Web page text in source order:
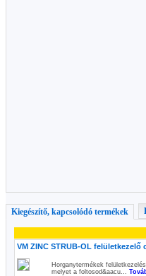
Kiegészítő, kapcsolódó termékek
VM ZINC STRUB-OL
Horganytermékek
melyet a foltosod&aacu...